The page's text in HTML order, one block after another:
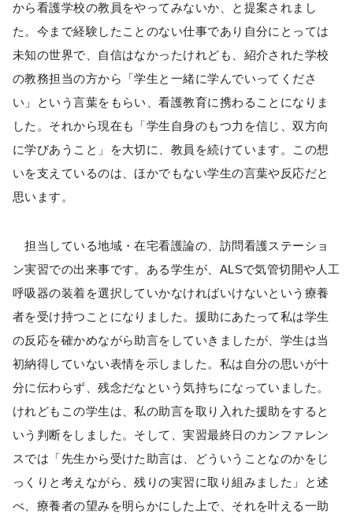
から看護学校の教員をやってみないか、と提案されまし
た。今まで経験したことのない仕事であり自分にとっては
未知の世界で、自信はなかったけれども、紹介された学校
の教務担当の方から「学生と一緒に学んでいってくださ
い」という言葉をもらい、看護教育に携わることになりま
した。それから現在も「学生自身のもつ力を信じ、双方向
に学びあうこと」を大切に、教員を続けています。この想
いを支えているのは、ほかでもない学生の言葉や反応だと
思います。
担当している地域・在宅看護論の、訪問看護ステーショ
ン実習での出来事です。ある学生が、ALSで気管切開や人工
呼吸器の装着を選択していかなければいけないという療養
者を受け持つことになりました。援助にあたって私は学生
の反応を確かめながら助言をしていきましたが、学生は当
初納得していない表情を示しました。私は自分の思いが十
分に伝わらず、残念だなという気持ちになっていました。
けれどもこの学生は、私の助言を取り入れた援助をすると
いう判断をしました。そして、実習最終日のカンファレン
スでは「先生から受けた助言は、どういうことなのかをじ
っくりと考えながら、残りの実習に取り組みました」と述
べ、療養者の望みを明らかにした上で、それを叶える一助